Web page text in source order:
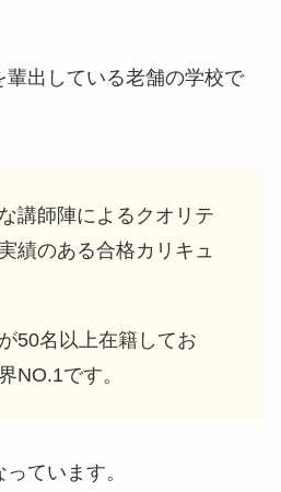
出している老舗の学校で
講師陣によるクオリテ
績のある合格カリキュ
50名以上在籍してお
NO.1です。
ています。